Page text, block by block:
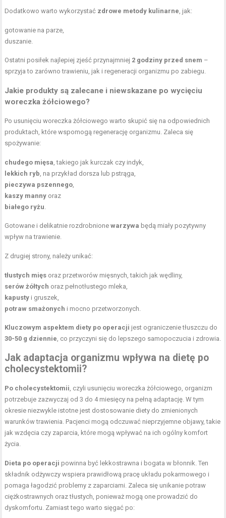
Dodatkowo warto wykorzystać zdrowe metody kulinarne, jak:
gotowanie na parze,
duszanie.
Ostatni posiłek najlepiej zjeść przynajmniej 2 godziny przed snem –
sprzyja to zarówno trawieniu, jak i regeneracji organizmu po zabiegu.
Jakie produkty są zalecane i niewskazane po wycięciu
woreczka żółciowego?
Po usunięciu woreczka żółciowego warto skupić się na odpowiednich
produktach, które wspomogą regenerację organizmu. Zaleca się
spożywanie:
chudego mięsa, takiego jak kurczak czy indyk,
lekkich ryb, na przykład dorsza lub pstrąga,
pieczywa pszennego,
kaszy manny oraz
białego ryżu.
Gotowane i delikatnie rozdrobnionewarzywa będą miały pozytywny
wpływ na trawienie.
Z drugiej strony, należy unikać:
tłustych mięs oraz przetworów mięsnych, takich jak wędliny,
serów żółtych oraz pełnotłustego mleka,
kapusty i gruszek,
potraw smażonych i mocno przetworzonych.
Kluczowym aspektem diety po operacji jest ograniczenie tłuszczu do
30-50 g dziennie, co przyczyni się do lepszego samopoczucia i zdrowia.
Jak adaptacja organizmu wpływa na dietę po
cholecystektomii?
Po cholecystektomii, czyli usunięciu woreczka żółciowego, organizm
potrzebuje zazwyczaj od 3 do 4 miesięcy na pełną adaptację. W tym
okresie niezwykle istotne jest dostosowanie diety do zmienionych
warunków trawienia. Pacjenci mogą odczuwać nieprzyjemne objawy, takie
jak wzdęcia czy zaparcia, które mogą wpływać na ich ogólny komfort
życia.
Dieta po operacji powinna być lekkostrawna i bogata w błonnik. Ten
składnik odżywczy wspiera prawidłową pracę układu pokarmowego i
pomaga łagodzić problemy z zaparciami. Zaleca się unikanie potraw
ciężkostrawnych oraz tłustych, ponieważ mogą one prowadzić do
dyskomfortu. Zamiast tego warto sięgać po: